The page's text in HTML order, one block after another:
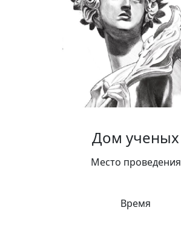
Вакансии
Дом ученых
Место проведения
Время